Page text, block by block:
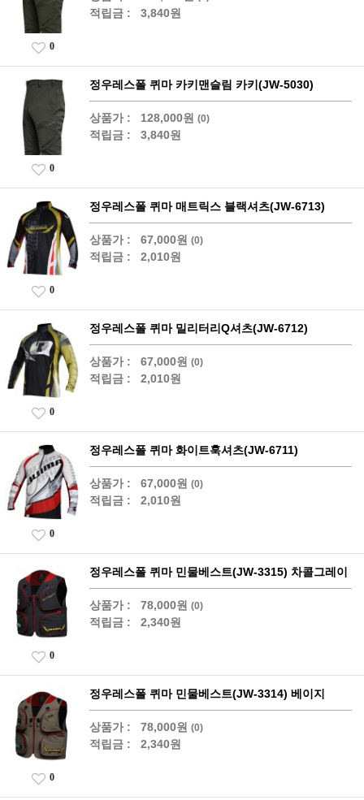
적립금 : 3,840원
0
정우레스폴 퀴마 카키맨슬림 카키(JW-5030)
상품가 : 128,000원 (0)
적립금 : 3,840원
0
정우레스폴 퀴마 매트릭스 블랙셔츠(JW-6713)
상품가 : 67,000원 (0)
적립금 : 2,010원
0
정우레스폴 퀴마 밀리터리Q셔츠(JW-6712)
상품가 : 67,000원 (0)
적립금 : 2,010원
0
정우레스폴 퀴마 화이트훅셔츠(JW-6711)
상품가 : 67,000원 (0)
적립금 : 2,010원
0
정우레스폴 퀴마 민물베스트(JW-3315) 차콜그레이
상품가 : 78,000원 (0)
적립금 : 2,340원
0
정우레스폴 퀴마 민물베스트(JW-3314) 베이지
상품가 : 78,000원 (0)
적립금 : 2,340원
0